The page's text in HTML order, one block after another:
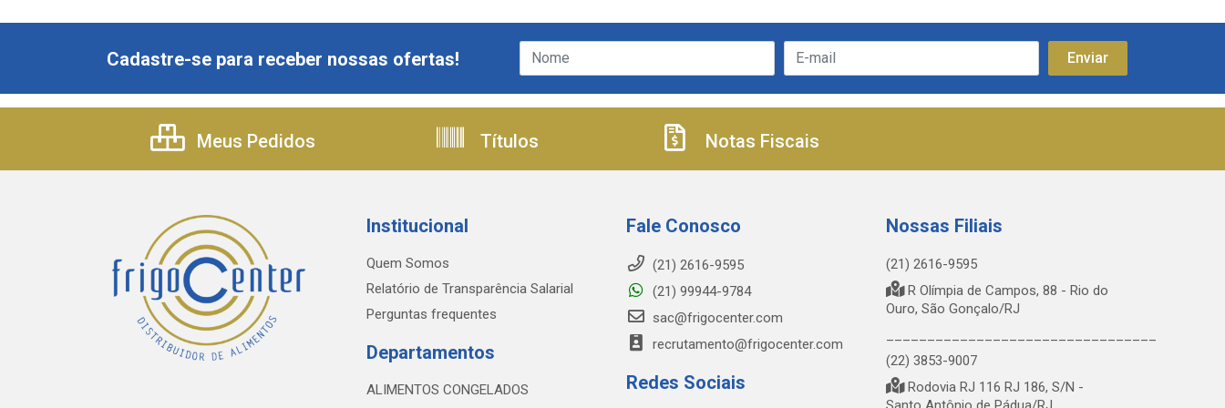
Cadastre-se para receber nossas ofertas!
Meus Pedidos Títulos Notas Fiscais
Institucional
Quem Somos
Relatório de Transparência Salarial
Perguntas frequentes
Departamentos
ALIMENTOS CONGELADOS
Fale Conosco
(21) 2616-9595
(21) 99944-9784
sac@frigocenter.com
recrutamento@frigocenter.com
Redes Sociais
Nossas Filiais
(21) 2616-9595
R Olímpia de Campos, 88 - Rio do
Ouro, São Gonçalo/RJ
(22) 3853-9007
Rodovia RJ 116 RJ 186, S/N -